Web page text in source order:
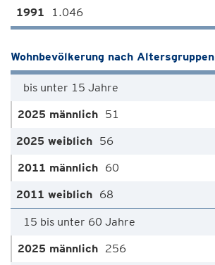
1.046
Wohnbevölkerung nach Altersgruppen
bis unter 15 Jahre
51
56
60
68
15 bis unter 60 Jahre
256